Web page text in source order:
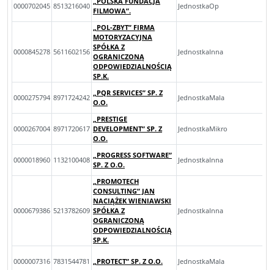
0000702045 8513216040
FILMOWA”.
JednostkaOp
0000845278 5611602156
„POL-ZBYT” FIRMA
MOTORYZACYJNA
SPÓŁKA Z
OGRANICZONĄ
ODPOWIEDZIALNOŚCIĄ
SP.K.
JednostkaInna
0000275794 8971724242
„PQR SERVICES” SP. Z
O.O.
JednostkaMala
0000267004 8971720617
„PRESTIGE
DEVELOPMENT” SP. Z
O.O.
JednostkaMikro
0000018960 1132100408
„PROGRESS SOFTWARE”
SP. Z O.O.
JednostkaInna
0000679386 5213782609
„PROMOTECH
CONSULTING” JAN
NACIĄŻEK WIENIAWSKI
SPÓŁKA Z
OGRANICZONĄ
ODPOWIEDZIALNOŚCIĄ
SP.K.
JednostkaInna
0000007316 7831544781 „PROTECT” SP. Z O.O. JednostkaMala